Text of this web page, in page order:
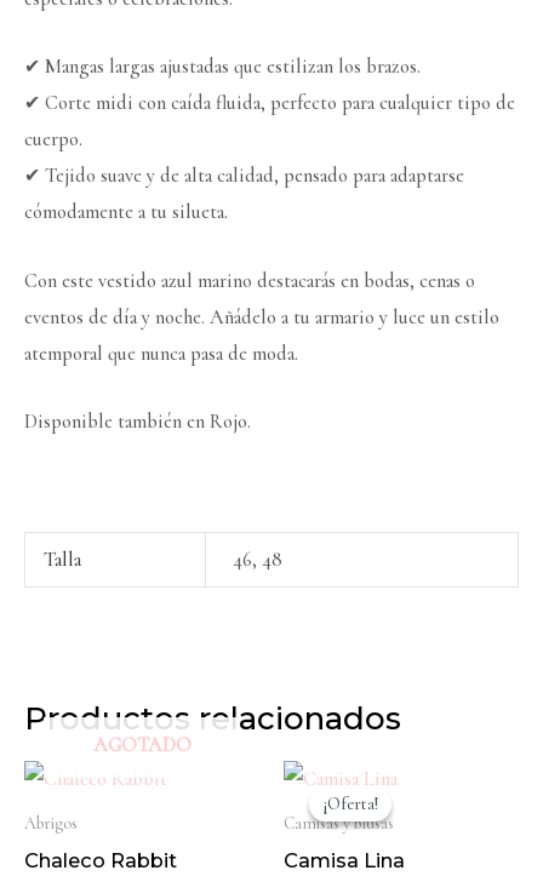
✔ Mangas largas ajustadas que estilizan los brazos.
✔ Corte midi con caída fluida, perfecto para cualquier tipo de
cuerpo.
✔ Tejido suave y de alta calidad, pensado para adaptarse
cómodamente a tu silueta.
Con este vestido azul marino destacarás en bodas, cenas o
eventos de día y noche. Añádelo a tu armario y luce un estilo
atemporal que nunca pasa de moda.
Disponible también en Rojo.
Talla 46, 48
Productos relacionados
AGOTADO
Abrigos
Chaleco Rabbit
¡Oferta!
¡Oferta!
Camisas y blusas
Camisa Lina
precio
original
24.90€.